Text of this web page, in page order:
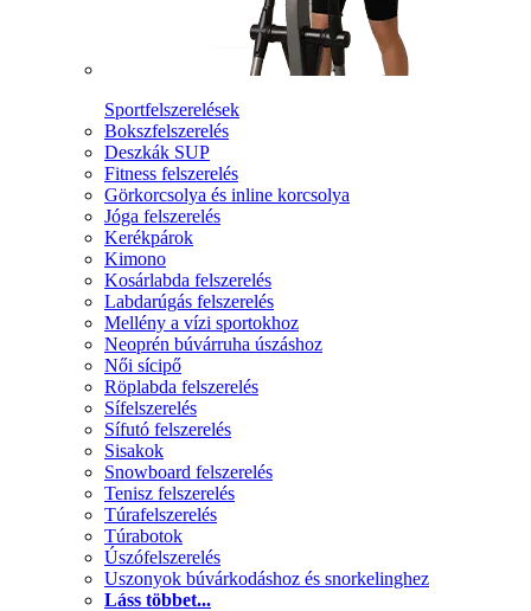
Sportfelszerelések
Bokszfelszerelés
Deszkák SUP
Fitness felszerelés
Görkorcsolya és inline korcsolya
Jóga felszerelés
Kerékpárok
Kimono
Kosárlabda felszerelés
Labdarúgás felszerelés
Mellény a vízi sportokhoz
Neoprén búvárruha úszáshoz
Női sícipő
Röplabda felszerelés
Sífelszerelés
Sífutó felszerelés
Sisakok
Snowboard felszerelés
Tenisz felszerelés
Túrafelszerelés
Túrabotok
Úszófelszerelés
Uszonyok búvárkodáshoz és snorkelinghez
Láss többet...